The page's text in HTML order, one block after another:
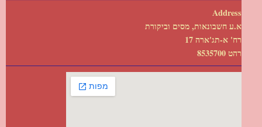
Address
א.ע חשבונאות, מסים וביקורת
רח' א-תג'ארה 17
רהט 8535700